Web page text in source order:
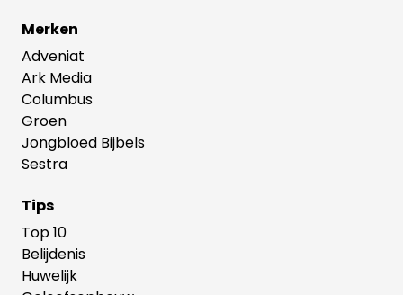
Merken
Adveniat
Ark Media
Columbus
Groen
Jongbloed Bijbels
Sestra
Tips
Top 10
Belijdenis
Huwelijk